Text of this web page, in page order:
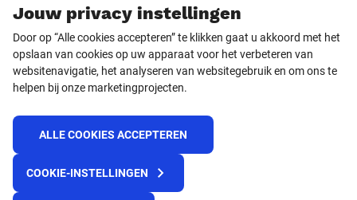
Jouw privacy instellingen
Door op “Alle cookies accepteren” te klikken gaat u akkoord met het
opslaan van cookies op uw apparaat voor het verbeteren van
websitenavigatie, het analyseren van websitegebruik en om ons te
helpen bij onze marketingprojecten.
ALLE COOKIES ACCEPTEREN
COOKIE-INSTELLINGEN
Facebook LinkedIn
Instagram TikTok